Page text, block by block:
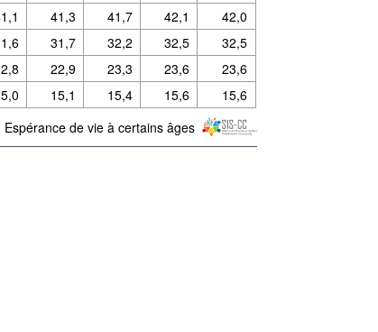
41,3 41,7 42,1 42,0
31,7 32,2 32,5 32,5
22,9 23,3 23,6 23,6
15,1 15,4 15,6
15,6
Conditions d'utilisation
Espérance de vie à certains âges